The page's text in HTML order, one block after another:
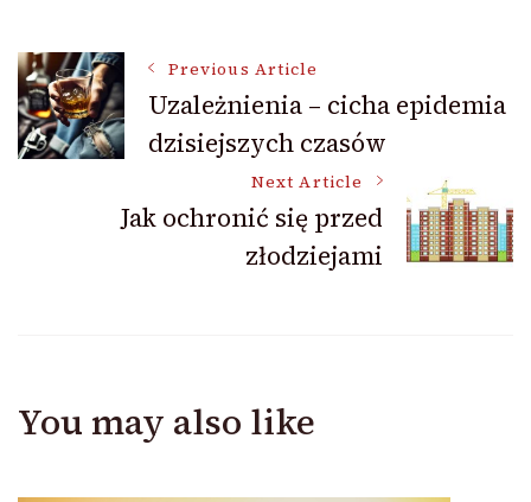
Post
Navigation
Previous Article
Uzależnienia – cicha epidemia
dzisiejszych czasów
Next Article
Jak ochronić się przed
złodziejami
You may also like